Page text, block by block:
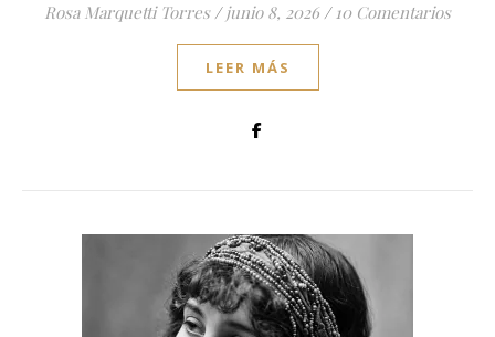
Rosa Marquetti Torres / junio 8, 2026 / 10 Comentarios
LEER MÁS